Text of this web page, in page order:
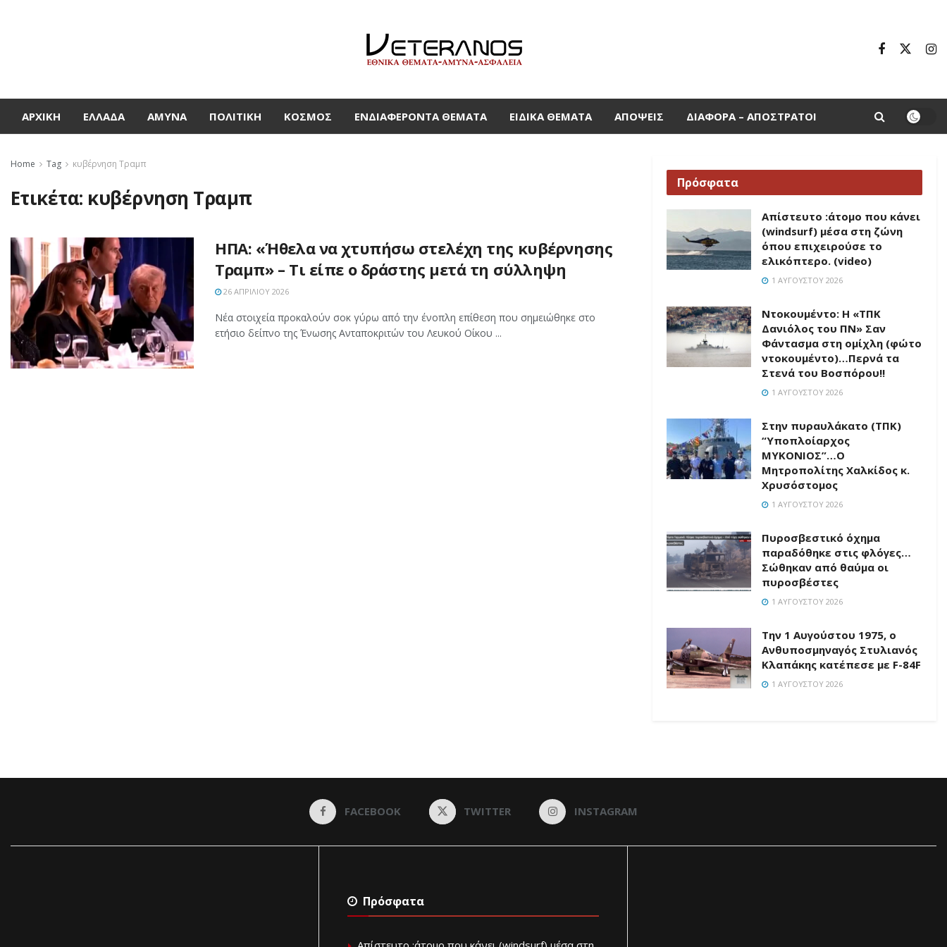
ΑΡΧΙΚΉ ΕΛΛΆΔΑ ΆΜΥΝΑ ΠΟΛΙΤΙΚΉ ΚΌΣΜΟΣ ΕΝΔΙΑΦΈΡΟΝΤΑ ΘΈΜΑΤΑ ΕΙΔΙΚΆ ΘΈΜΑΤΑ ΑΠΌΨΕΙΣ ΔΙΆΦΟΡΑ – ΑΠΌΣΤΡΑΤΟΙ
Home Tag κυβέρνηση Τραμπ
Ετικέτα: κυβέρνηση Τραμπ
ΗΠΑ: «Ήθελα να χτυπήσω στελέχη της κυβέρνησης
Τραμπ» – Τι είπε ο δράστης μετά τη σύλληψη
26 ΑΠΡΙΛΊΟΥ 2026
Νέα στοιχεία προκαλούν σοκ γύρω από την ένοπλη επίθεση που σημειώθηκε στο
ετήσιο δείπνο της Ένωσης Ανταποκριτών του Λευκού Οίκου ...
Πρόσφατα
Απίστευτο :άτομο που κάνει
(windsurf) μέσα στη ζώνη
όπου επιχειρούσε το
ελικόπτερο. (video)
1 ΑΥΓΟΎΣΤΟΥ 2026
Ντοκουμέντο: H «ΤΠΚ
Δανιόλος του ΠΝ» Σαν
Φάντασμα στη ομίχλη (φώτο
ντοκουμέντο)…Περνά τα
Στενά του Βοσπόρου!!
1 ΑΥΓΟΎΣΤΟΥ 2026
Στην πυραυλάκατο (ΤΠΚ)
“Υποπλοίαρχος
ΜΥΚΟΝΙΟΣ”…Ο
Μητροπολίτης Χαλκίδος κ.
Χρυσόστομος
1 ΑΥΓΟΎΣΤΟΥ 2026
Πυροσβεστικό όχημα
παραδόθηκε στις φλόγες…
Σώθηκαν από θαύμα οι
πυροσβέστες
1 ΑΥΓΟΎΣΤΟΥ 2026
Την 1 Αυγούστου 1975, ο
Ανθυποσμηναγός Στυλιανός
Κλαπάκης κατέπεσε με F-84F
1 ΑΥΓΟΎΣΤΟΥ 2026
FACEBOOK TWITTER INSTAGRAM
Πρόσφατα